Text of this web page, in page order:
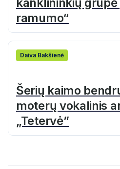
kanklininkių grupė
ramumo“
Daiva Bakšienė
Šerių kaimo
moterų vokalinis
„Tetervė”